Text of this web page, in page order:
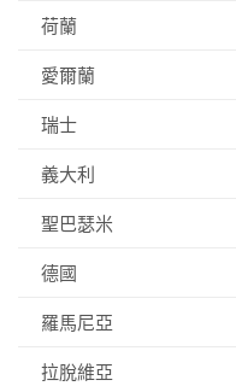
荷蘭
愛爾蘭
瑞士
義大利
聖巴瑟米
德國
羅馬尼亞
拉脫維亞